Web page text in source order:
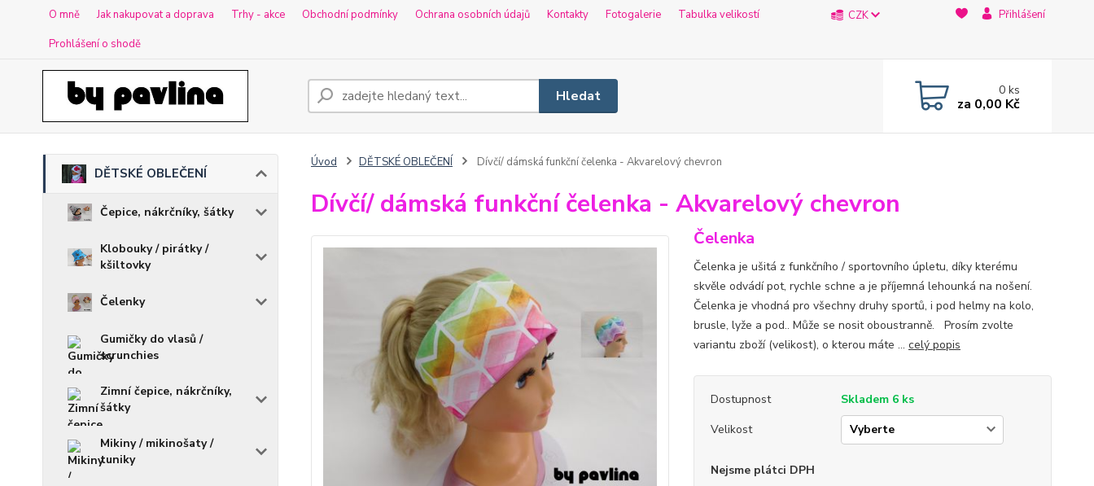
O mně Jak nakupovat a doprava Trhy - akce Obchodní podmínky Ochrana osobních údajů Kontakty Fotogalerie
Tabulka velikostí
Prohlášení o shodě
CZK Přihlášení
Hledat 0ks
za 0,00 Kč
DĚTSKÉ OBLEČENÍ
Čepice, nákrčníky, šátky
Klobouky / pirátky /
kšiltovky
Čelenky
Gumičky do vlasů /
scrunchies
Zimní čepice, nákrčníky,
šátky
Mikiny / mikinošaty /
tuniky
Úvod DĚTSKÉ OBLEČENÍ Dívčí/ dámská funkční čelenka - Akvarelový chevron
Dívčí/ dámská funkční čelenka - Akvarelový chevron
Čelenka
Čelenka je ušitá z funkčního / sportovního úpletu, díky kterému
skvěle odvádí pot, rychle schne a je příjemná lehounká na nošení.
Čelenka je vhodná pro všechny druhy sportů, i pod helmy na kolo,
brusle, lyže a pod.. Může se nosit oboustranně. Prosím zvolte
variantu zboží (velikost), o kterou máte ... celý popis
Dostupnost
Skladem 6 ks
Velikost
Nejsme plátci DPH